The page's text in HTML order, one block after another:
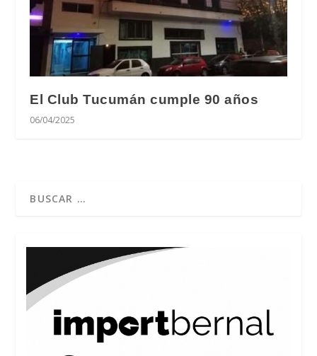
El Club Tucumán cumple 90 años
06/04/2025